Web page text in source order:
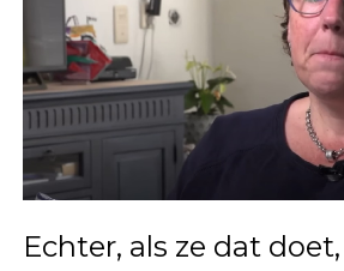
Echter, als ze dat